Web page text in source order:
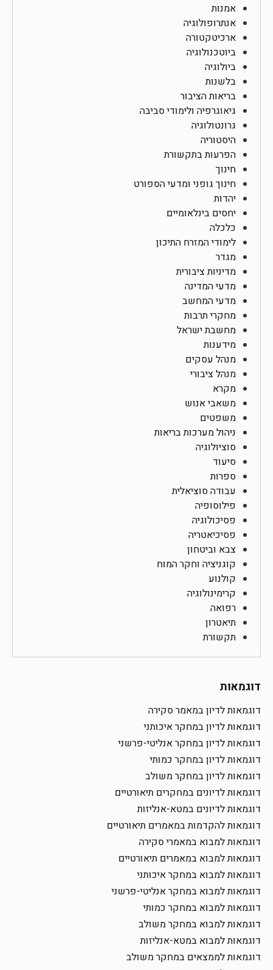
אמנות
אנתרופולוגיה
ארכיטקטורה
ביוטכנולוגיה
ביולוגיה
בלשנות
בריאות הציבור
גיאוגרפיה ולימודי סביבה
גרונטולוגיה
היסטוריה
הפרעות בתקשורת
חינוך
חינוך גופני ומדעי הספורט
יהדות
יחסים בינלאומיים
כלכלה
לימודי המזרח התיכון
מגדר
מדיניות ציבורית
מדעי המדינה
מדעי המחשב
מחקרי תרבות
מחשבת ישראל
מידענות
מנהל עסקים
מנהל ציבורי
מקרא
משאבי אנוש
משפטים
ניהול מערכות בריאות
סוציולוגיה
סיעוד
ספרות
עבודה סוציאלית
פילוסופיה
פסיכולוגיה
פסיכיאטריה
צבא וביטחון
קוגניציה וחקר המוח
קולנוע
קרימינולוגיה
רפואה
תיאטרון
תקשורת
דוגמאות
דוגמאות לדיון במאמר סקירה
דוגמאות לדיון במחקר איכותני
דוגמאות לדיון במחקר אנליטי-פרשני
דוגמאות לדיון במחקר כמותי
דוגמאות לדיון במחקר משולב
דוגמאות לדיונים במחקרים תיאורטיים
דוגמאות לדיונים במטא-אנליזות
דוגמאות להקדמות במאמרים תיאורטיים
דוגמאות למבוא במאמרי סקירה
דוגמאות למבוא במאמרים תיאורטיים
דוגמאות למבוא במחקר איכותני
דוגמאות למבוא במחקר אנליטי-פרשני
דוגמאות למבוא במחקר כמותי
דוגמאות למבוא במחקר משולב
דוגמאות למבוא במטא-אנליזות
דוגמאות לממצאים במחקר משולב